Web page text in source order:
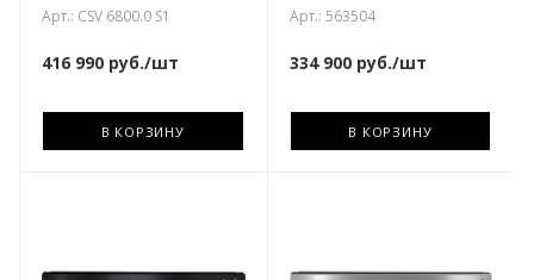
Арт.: CSV 6800.0 S1
416 990 руб./шт
В КОРЗИНУ
Арт.: 563504
334 900руб./шт
В КОРЗИНУ